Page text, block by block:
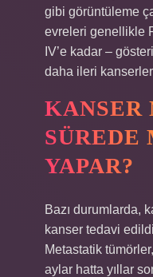
gibi görüntüleme
evreleri genellikle
IV’e kadar –
daha ileri
KANSER
SÜREDE
YAPAR?
Bazı durumlarda,
kanser tedavi
Metastatik
aylar hatta yıllar